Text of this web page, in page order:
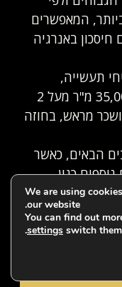
המאפשרים
באנרגיה
תעשייה,
מעבדות ומשרדים בשטח של כ-35,000 מ"ר מעל 2
מראש, בחוזה
הבאים, כאשר
כגון
We are using
our website.
You can find out
switch
settings
.